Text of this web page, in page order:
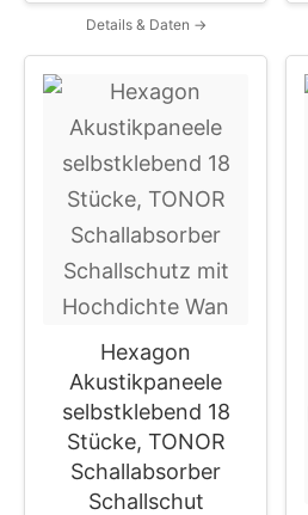
Details & Daten →
Hexagon
Akustikpaneele
selbstklebend 18
Stücke, TONOR
Schallabsorber
Schallschut